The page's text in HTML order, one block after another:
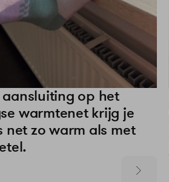
aansluiting op het
warmtenet krijg je
net zo warm als met